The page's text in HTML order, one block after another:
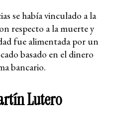
se había vinculado a la
respecto a la muerte y
fue alimentada por un
basado en el dinero
bancario.
Lutero